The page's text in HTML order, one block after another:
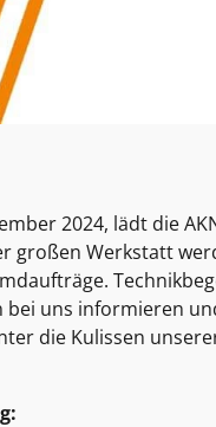
2024, lädt die
großen Werkstatt
uns informieren
die Kulissen